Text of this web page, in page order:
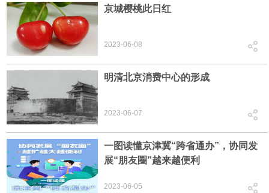
京城樱桃此日红
2023-06-08
明清北京消费中心的形成
2023-06-07
一图读懂京津冀“跨省通办”，协同发
展“朋友圈”越来越便利
2023-06-05